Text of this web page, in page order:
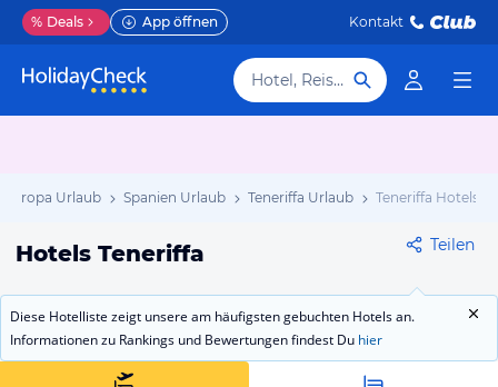
% Deals App öffnen Kontakt
Hotel, Reiseziel
Europa Urlaub Spanien Urlaub Teneriffa Urlaub Teneriffa Hotels
Hotels Teneriffa Teilen
Diese Hotelliste zeigt unsere am häufigsten gebuchten Hotels an.
Informationen zu Rankings und Bewertungen findest Du hier